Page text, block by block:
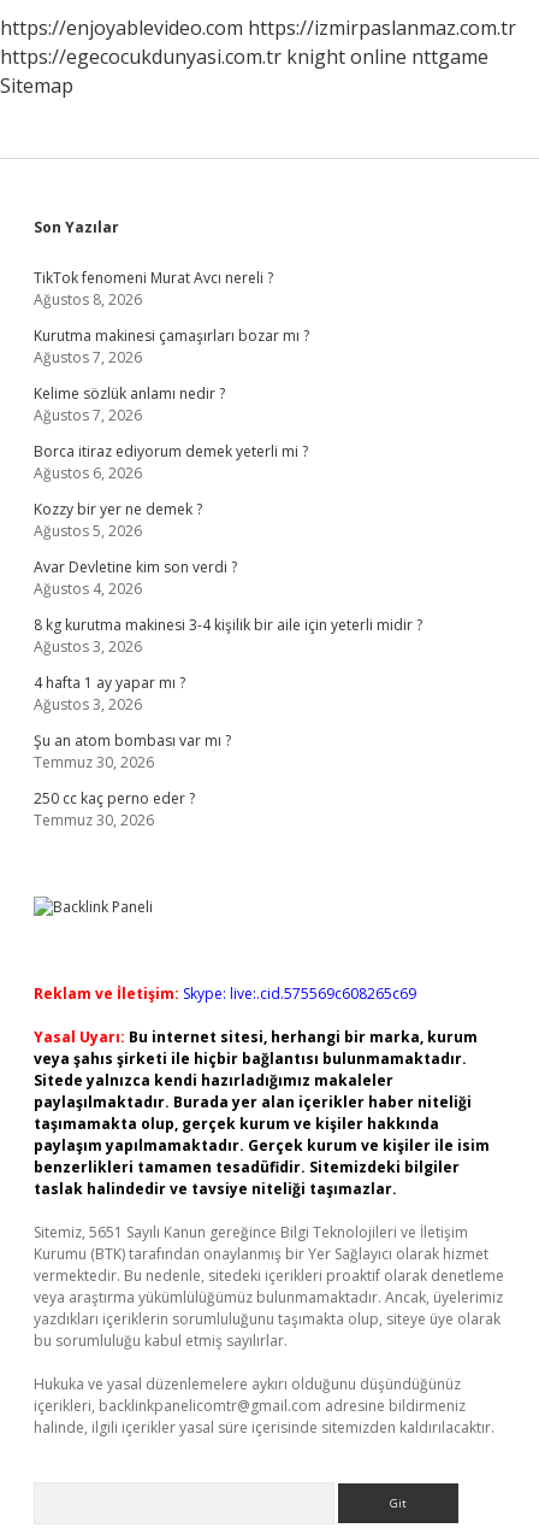
https://enjoyablevideo.com https://izmirpaslanmaz.com.tr
https://egecocukdunyasi.com.tr knight online nttgame
Sitemap
Sidebar
Son Yazılar
TikTok fenomeni Murat Avcı nereli ?
Ağustos 8, 2026
Kurutma makinesi çamaşırları bozar mı ?
Ağustos 7, 2026
Kelime sözlük anlamı nedir ?
Ağustos 7, 2026
Borca itiraz ediyorum demek yeterli mi ?
Ağustos 6, 2026
Kozzy bir yer ne demek ?
Ağustos 5, 2026
Avar Devletine kim son verdi ?
Ağustos 4, 2026
8 kg kurutma makinesi 3-4 kişilik bir aile için yeterli midir ?
Ağustos 3, 2026
4 hafta 1 ay yapar mı ?
Ağustos 3, 2026
Şu an atom bombası var mı ?
Temmuz 30, 2026
250 cc kaç perno eder ?
Temmuz 30, 2026
Reklam ve İletişim: Skype: live:.cid.575569c608265c69
Yasal Uyarı: Bu internet sitesi, herhangi bir marka, kurum
veya şahıs şirketi ile hiçbir bağlantısı bulunmamaktadır.
Sitede yalnızca kendi hazırladığımız makaleler
paylaşılmaktadır. Burada yer alan içerikler haber niteliği
taşımamakta olup, gerçek kurum ve kişiler hakkında
paylaşım yapılmamaktadır. Gerçek kurum ve kişiler ile isim
benzerlikleri tamamen tesadüfidir. Sitemizdeki bilgiler
taslak halindedir ve tavsiye niteliği taşımazlar.
Sitemiz, 5651 Sayılı Kanun gereğince Bilgi Teknolojileri ve İletişim
Kurumu (BTK) tarafından onaylanmış bir Yer Sağlayıcı olarak hizmet
vermektedir. Bu nedenle, sitedeki içerikleri proaktif olarak denetleme
veya araştırma yükümlülüğümüz bulunmamaktadır. Ancak, üyelerimiz
yazdıkları içeriklerin sorumluluğunu taşımakta olup, siteye üye olarak
bu sorumluluğu kabul etmiş sayılırlar.
Hukuka ve yasal düzenlemelere aykırı olduğunu düşündüğünüz
içerikleri, backlinkpanelicomtr@gmail.com adresine bildirmeniz
halinde, ilgili içerikler yasal süre içerisinde sitemizden kaldırılacaktır.